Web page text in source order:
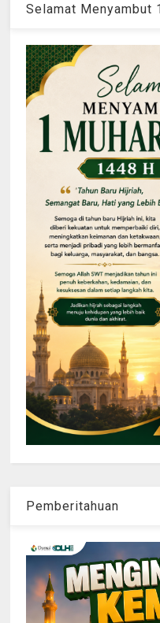
Selamat Menyambut
Pemberitahuan